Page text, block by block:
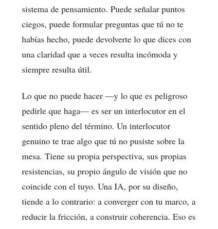
sistema de pensamiento. Puede señalar puntos
ciegos, puede formular preguntas que tú no te
habías hecho, puede devolverte lo que dices con
una claridad que a veces resulta incómoda y
siempre resulta útil.
Lo que no puede hacer —y lo que es peligroso
pedirle que haga— es ser un interlocutor en el
sentido pleno del término. Un interlocutor
genuino te trae algo que tú no pusiste sobre la
mesa. Tiene su propia perspectiva, sus propias
resistencias, su propio ángulo de visión que no
coincide con el tuyo. Una IA, por su diseño,
tiende a lo contrario: a converger con tu marco, a
reducir la fricción, a construir coherencia. Eso es